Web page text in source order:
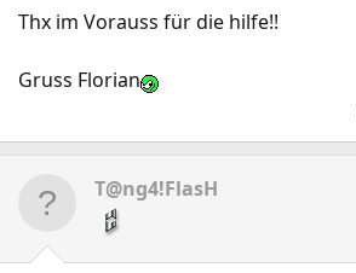
Thx im Vorauss für die hilfe!!
Gruss Florian
T@ng4!FlasH